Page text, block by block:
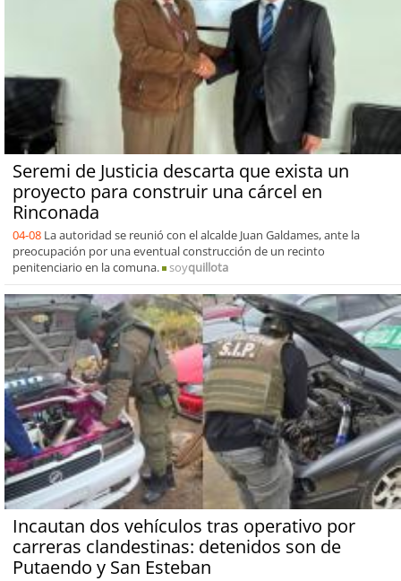
Seremi de Justicia descarta que exista un
proyecto para construir una cárcel en
Rinconada
04-08 La autoridad se reunió con el alcalde Juan Galdames, ante la
preocupación por una eventual construcción de un recinto
penitenciario en la comuna.
soyquillota
Incautan dos vehículos tras operativo por
carreras clandestinas: detenidos son de
Putaendo y San Esteban